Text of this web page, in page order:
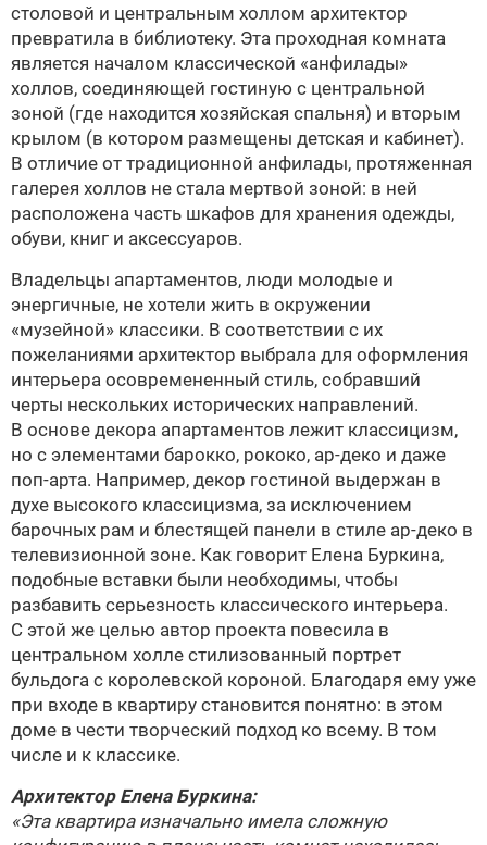
столовой и центральным холлом архитектор
превратила в библиотеку. Эта проходная комната
является началом классической «анфилады»
холлов, соединяющей гостиную с центральной
зоной (где находится хозяйская спальня) и вторым
крылом (в котором размещены детская и кабинет).
В отличие от традиционной анфилады, протяженная
галерея холлов не стала мертвой зоной: в ней
расположена часть шкафов для хранения одежды,
обуви, книг и аксессуаров.
Владельцы апартаментов, люди молодые и
энергичные, не хотели жить в окружении
«музейной» классики. В соответствии с их
пожеланиями архитектор выбрала для оформления
интерьера осовремененный стиль, собравший
черты нескольких исторических направлений.
В основе декора апартаментов лежит классицизм,
но с элементами барокко, рококо, ар-деко и даже
поп-арта. Например, декор гостиной выдержан в
духе высокого классицизма, за исключением
барочных рам и блестящей панели в стиле ар-деко в
телевизионной зоне. Как говорит Елена Буркина,
подобные вставки были необходимы, чтобы
разбавить серьезность классического интерьера.
С этой же целью автор проекта повесила в
центральном холле стилизованный портрет
бульдога с королевской короной. Благодаря ему уже
при входе в квартиру становится понятно: в этом
доме в чести творческий подход ко всему. В том
числе и к классике.
Архитектор Елена Буркина:
«Эта квартира изначально имела сложную